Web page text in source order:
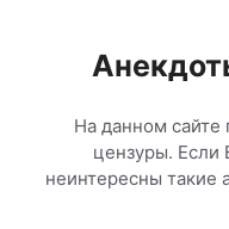
содержимому
На данном сайте
цензуры.
неинтересны такие